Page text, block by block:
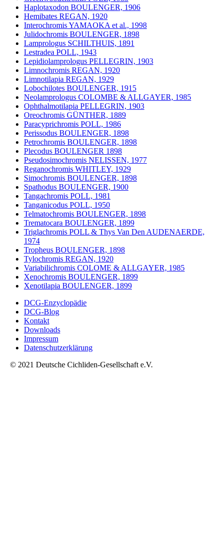
Haplotaxodon BOULENGER, 1906
Hemibates REGAN, 1920
Interochromis YAMAOKA et al., 1998
Julidochromis BOULENGER, 1898
Lamprologus SCHILTHUIS, 1891
Lestradea POLL, 1943
Lepidiolamprologus PELLEGRIN, 1903
Limnochromis REGAN, 1920
Limnotilapia REGAN, 1929
Lobochilotes BOULENGER, 1915
Neolamprologus COLOMBE & ALLGAYER, 1985
Ophthalmotilapia PELLEGRIN, 1903
Oreochromis GÜNTHER, 1889
Paracyprichromis POLL, 1986
Perissodus BOULENGER, 1898
Petrochromis BOULENGER, 1898
Plecodus BOULENGER 1898
Pseudosimochromis NELISSEN, 1977
Reganochromis WHITLEY, 1929
Simochromis BOULENGER, 1898
Spathodus BOULENGER, 1900
Tangachromis POLL, 1981
Tanganicodus POLL, 1950
Telmatochromis BOULENGER, 1898
Trematocara BOULENGER, 1899
Triglachromis POLL & Thys Van Den AUDENAERDE,
1974
Tropheus BOULENGER, 1898
Tylochromis REGAN, 1920
Variabilichromis COLOME & ALLGAYER, 1985
Xenochromis BOULENGER, 1899
Xenotilapia BOULENGER, 1899
DCG-Enzyclopädie
DCG-Blog
Kontakt
Downloads
Impressum
Datenschutzerklärung
© 2021 Deutsche Cichliden-Gesellschaft e.V.